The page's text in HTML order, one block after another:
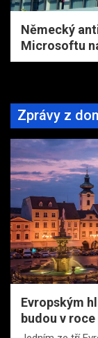
Německý
Microsoftu
Zprávy z
Evropským
budou v